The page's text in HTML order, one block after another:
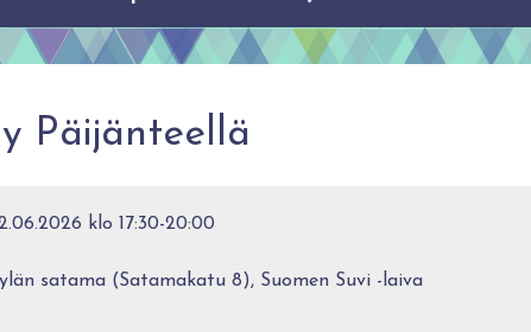
Päijänteellä
klo 17:30-20:00
satama (Satamakatu 8), Suomen Suvi -laiva